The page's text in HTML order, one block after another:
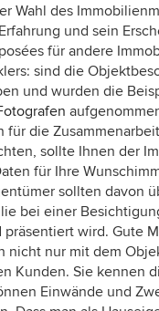
Wahl des
und sein
für andere
sind die
und wurden die
für die
sollte Ihnen der
für Ihre
sollten davon
bei einer
wird. Gute
nicht nur mit dem
Kunden. Sie kennen
Einwände und